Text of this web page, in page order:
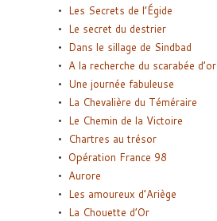
Les Secrets de l’Égide
Le secret du destrier
Dans le sillage de Sindbad
A la recherche du scarabée d’or
Une journée fabuleuse
La Chevalière du Téméraire
Le Chemin de la Victoire
Chartres au trésor
Opération France 98
Aurore
Les amoureux d’Ariège
La Chouette d’Or